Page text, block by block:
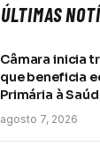
ÚLTIMAS
Câmara inicia
que beneficia
Primária à
agosto 7, 2026